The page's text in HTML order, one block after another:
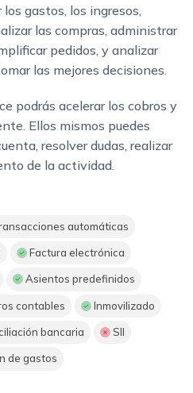
gastos, los ingresos,
las compras, administrar
pedidos, y analizar
las mejores decisiones.
podrás acelerar los cobros y
Ellos mismos puedes
resolver dudas, realizar
de la actividad.
automáticas
Factura electrónica
Asientos predefinidos
contables Inmovilizado
bancaria SII
de gastos